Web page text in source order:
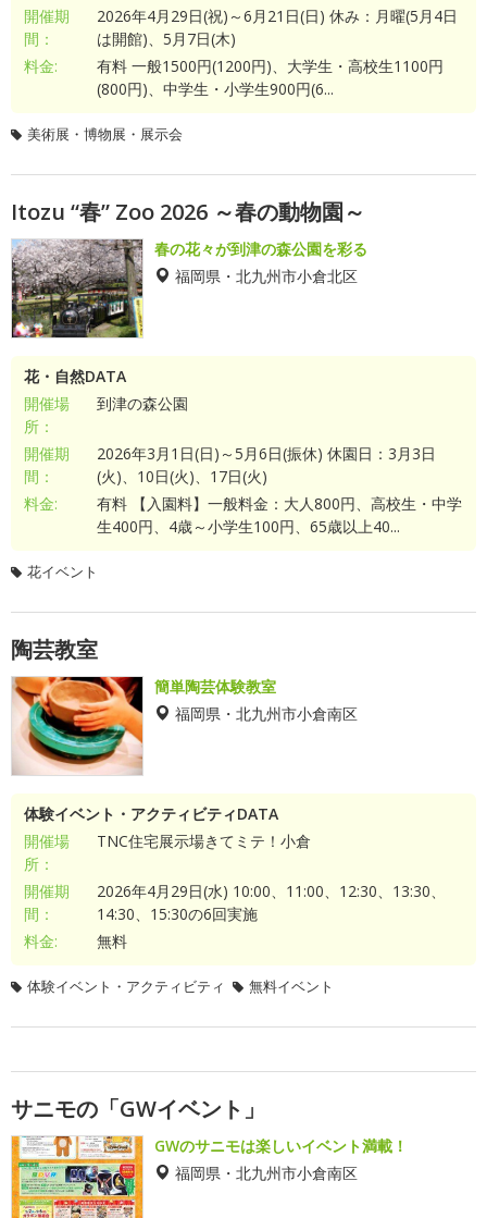
開催期
間：
2026年4月29日(祝)～6月21日(日) 休み：月曜(5月4日
は開館)、5月7日(木)
料金:
有料 一般1500円(1200円)、大学生・高校生1100円
(800円)、中学生・小学生900円(6...
美術展・博物展・展示会
Itozu “春” Zoo 2026 ～春の動物園～
春の花々が到津の森公園を彩る
福岡県・北九州市小倉北区
花・自然DATA
開催場
所：
到津の森公園
開催期
間：
2026年3月1日(日)～5月6日(振休) 休園日：3月3日
(火)、10日(火)、17日(火)
料金:
有料 【入園料】一般料金：大人800円、高校生・中学
生400円、4歳～小学生100円、65歳以上40...
花イベント
陶芸教室
簡単陶芸体験教室
福岡県・北九州市小倉南区
体験イベント・アクティビティDATA
開催場
所：
TNC住宅展示場きてミテ！小倉
開催期
間：
2026年4月29日(水) 10:00、11:00、12:30、13:30、
14:30、15:30の6回実施
料金:
無料
体験イベント・アクティビティ 無料イベント
サニモの「GWイベント」
GWのサニモは楽しいイベント満載！
福岡県・北九州市小倉南区